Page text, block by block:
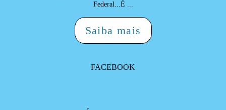
Federal...É ...
Saiba mais
FACEBOOK